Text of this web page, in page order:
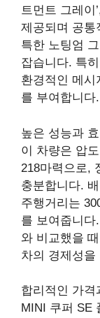
트먼트 그레이
제공되며 공통
특한 노팅엄
잡습니다. 특
환경적인 메시
를 부여합니다.
높은 성능과
이 차량은 압
218마력으로,
충분합니다.
주행거리는
를 보여줍니
와 비교했을
차의 경제성을
합리적인 가격
MINI 쿠퍼 SE